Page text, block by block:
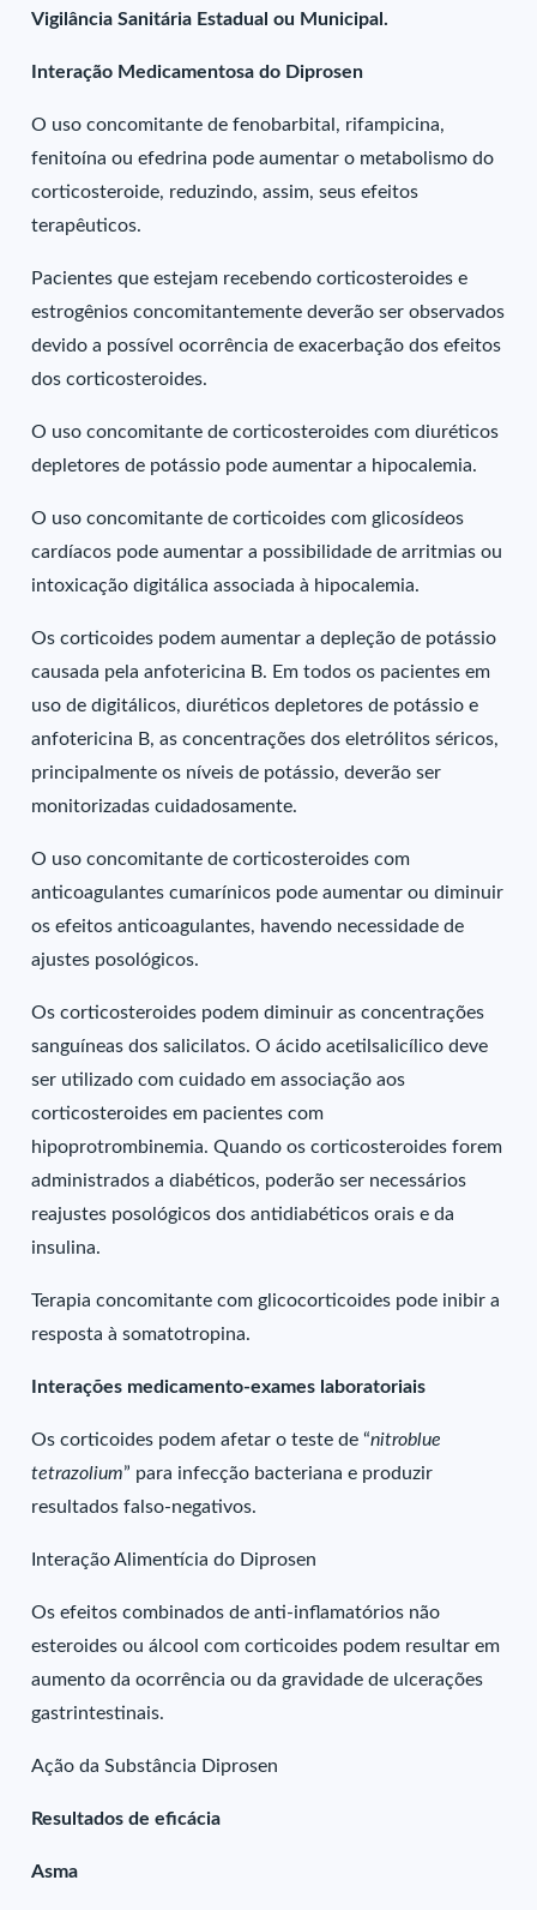
Vigilância Sanitária Estadual ou Municipal.
Interação Medicamentosa do Diprosen
O uso concomitante de fenobarbital, rifampicina,
fenitoína ou efedrina pode aumentar o metabolismo do
corticosteroide, reduzindo, assim, seus efeitos
terapêuticos.
Pacientes que estejam recebendo corticosteroides e
estrogênios concomitantemente deverão ser observados
devido a possível ocorrência de exacerbação dos efeitos
dos corticosteroides.
O uso concomitante de corticosteroides com diuréticos
depletores de potássio pode aumentar a hipocalemia.
O uso concomitante de corticoides com glicosídeos
cardíacos pode aumentar a possibilidade de arritmias ou
intoxicação digitálica associada à hipocalemia.
Os corticoides podem aumentar a depleção de potássio
causada pela anfotericina B. Em todos os pacientes em
uso de digitálicos, diuréticos depletores de potássio e
anfotericina B, as concentrações dos eletrólitos séricos,
principalmente os níveis de potássio, deverão ser
monitorizadas cuidadosamente.
O uso concomitante de corticosteroides com
anticoagulantes cumarínicos pode aumentar ou diminuir
os efeitos anticoagulantes, havendo necessidade de
ajustes posológicos.
Os corticosteroides podem diminuir as concentrações
sanguíneas dos salicilatos. O ácido acetilsalicílico deve
ser utilizado com cuidado em associação aos
corticosteroides em pacientes com
hipoprotrombinemia. Quando os corticosteroides forem
administrados a diabéticos, poderão ser necessários
reajustes posológicos dos antidiabéticos orais e da
insulina.
Terapia concomitante com glicocorticoides pode inibir a
resposta à somatotropina.
Interações medicamento-exames laboratoriais
Os corticoides podem afetar o teste de “nitroblue
tetrazolium” para infecção bacteriana e produzir
resultados falso-negativos.
Interação Alimentícia do Diprosen
Os efeitos combinados de anti-inflamatórios não
esteroides ou álcool com corticoides podem resultar em
aumento da ocorrência ou da gravidade de ulcerações
gastrintestinais.
Ação da Substância Diprosen
Resultados de eficácia
Asma